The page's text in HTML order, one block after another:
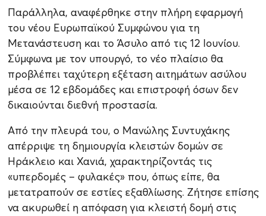
Παράλληλα, αναφέρθηκε στην πλήρη εφαρμογή
του νέου Ευρωπαϊκού Συμφώνου για τη
Μετανάστευση και το Άσυλο από τις 12 Ιουνίου.
Σύμφωνα με τον υπουργό, το νέο πλαίσιο θα
προβλέπει ταχύτερη εξέταση αιτημάτων ασύλου
μέσα σε 12 εβδομάδες και επιστροφή όσων δεν
δικαιούνται διεθνή προστασία.
Από την πλευρά του, ο Μανώλης Συντυχάκης
απέρριψε τη δημιουργία κλειστών δομών σε
Ηράκλειο και Χανιά, χαρακτηρίζοντάς τις
«υπερδομές – φυλακές» που, όπως είπε, θα
μετατραπούν σε εστίες εξαθλίωσης. Ζήτησε επίσης
να ακυρωθεί η απόφαση για κλειστή δομή στις